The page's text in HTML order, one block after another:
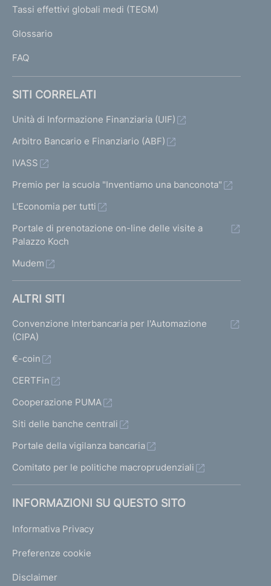
I
I
Tassi effettivi globali medi (TEGM)
Glossario
FAQ
SITI CORRELATI
Unità di Informazione Finanziaria (UIF)
Arbitro Bancario e Finanziario (ABF)
IVASS
Premio per la scuola "Inventiamo una banconota"
L'Economia per tutti
Portale di prenotazione on-line delle visite a
Palazzo Koch
Mudem
ALTRI SITI
Convenzione Interbancaria per l'Automazione
(CIPA)
€-coin
CERTFin
Cooperazione PUMA
Siti delle banche centrali
Portale della vigilanza bancaria
Comitato per le politiche macroprudenziali
INFORMAZIONI SU QUESTO SITO
Informativa Privacy
Preferenze cookie
Disclaimer